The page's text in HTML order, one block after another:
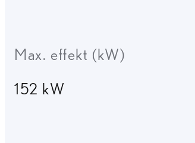
Max. effekt (kW)
152 kW